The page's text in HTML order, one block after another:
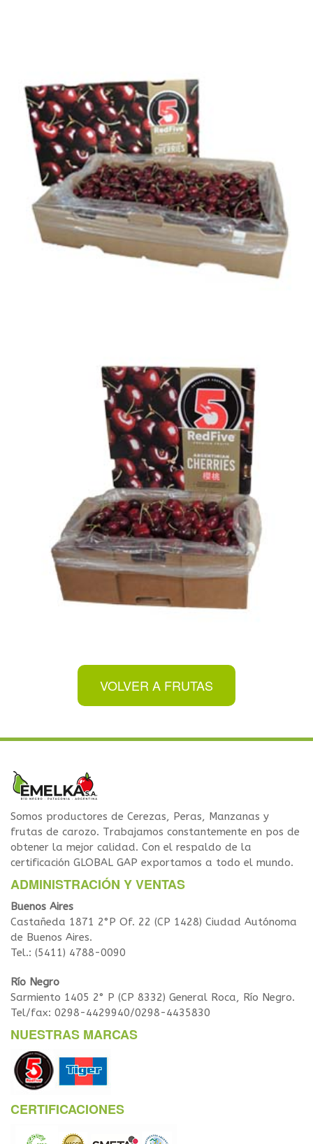
¡NUEVO PACKAGING!
¡NUEVO PACKAGING!
VOLVER A FRUTAS
Somos productores de Cerezas, Peras, Manzanas y
frutas de carozo. Trabajamos constantemente en pos de
obtener la mejor calidad. Con el respaldo de la
certificación GLOBAL GAP exportamos a todo el mundo.
ADMINISTRACIÓN Y VENTAS
Buenos Aires
Castañeda 1871 2°P Of. 22 (CP 1428) Ciudad Autónoma
de Buenos Aires.
Tel.: (5411) 4788-0090
Río Negro
Sarmiento 1405 2° P (CP 8332) General Roca, Río Negro.
Tel/fax: 0298-4429940/0298-4435830
NUESTRAS MARCAS
CERTIFICACIONES